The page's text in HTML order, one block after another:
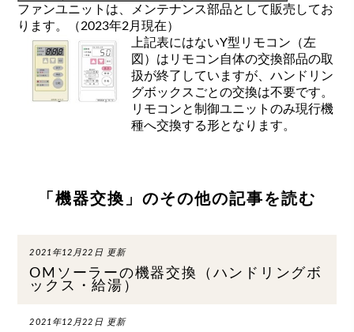
ファンユニットは、メンテナンス部品として販売してお
ります。（2023年2月現在）
上記表にはないY型リモコン（左
図）はリモコン自体の交換部品の取
扱が終了していますが、ハンドリン
グボックスごとの交換は不要です。
リモコンと制御ユニットのみ現行機
種へ交換する形となります。
「機器交換」のその他の記事を読む
2021年12月22日 更新
OMソーラーの機器交換（ハンドリングボ
ックス・給湯）
2021年12月22日 更新